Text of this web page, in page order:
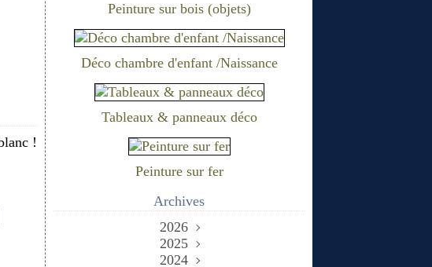
Peinture sur bois (objets)
Déco chambre d'enfant /Naissance
Tableaux & panneaux déco
Peinture sur fer
Archives
2026
Juin (2)
Mai (1)
2025
Décembre
2024